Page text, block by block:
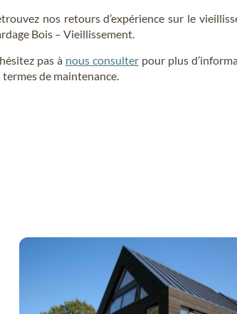
nos retours d’expérience sur le
Bois – Vieillissement.
pas à nous consulterpour plus
termes de maintenance.